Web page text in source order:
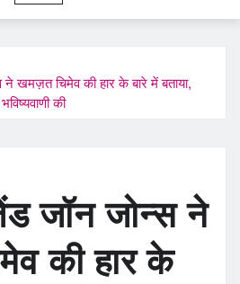
खमज़त चिमेव की हार के बारे में बताया,
की
जॉन जोन्स ने
की हार के